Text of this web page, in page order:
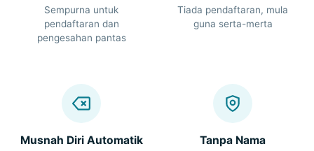
Sempurna untuk
pendaftaran dan
pengesahan pantas
Tiada pendaftaran, mula
guna serta-merta
Musnah Diri Automatik Tanpa Nama